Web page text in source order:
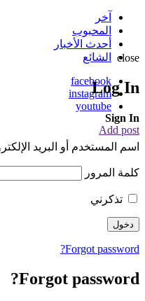
آخر
المحبوب
أحدث الأخبار
الشائع
facebook
instagram
youtube
Add post
close
Log In
Sign In
اسم المستخدم أو البريد
كلمة المرور
تذكرني
Forgot password?
Forgot password?